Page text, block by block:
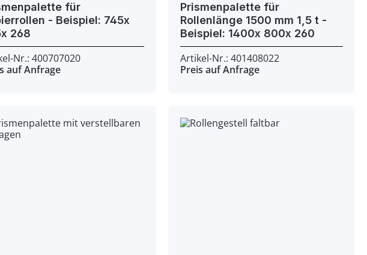
für
- Beispiel: 745x
745x 268
Nr.: 400707020
auf Anfrage
Prismenpalette für
Rollenlänge 1500 mm 1,5 t -
Beispiel: 1400x 800x 260
Artikel-Nr.: 401408022
Preis auf Anfrage